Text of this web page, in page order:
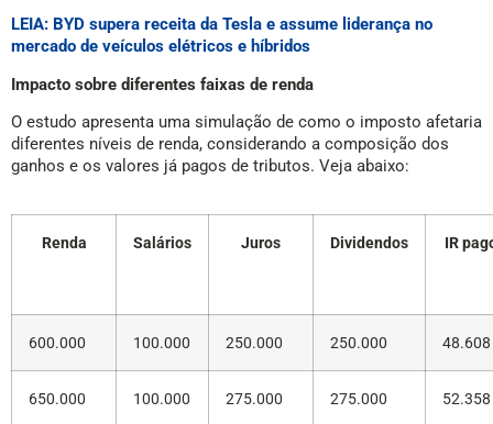
LEIA: BYD supera receita da Tesla e assume liderança no
mercado de veículos elétricos e híbridos
Impacto sobre diferentes faixas de renda
O estudo apresenta uma simulação de como o imposto afetaria
diferentes níveis de renda, considerando a composição dos
ganhos e os valores já pagos de tributos. Veja abaixo:
Renda Salários Juros Dividendos IR
600.000 100.000 250.000 250.000 48.608
650.000 100.000 275.000 275.000 52.358